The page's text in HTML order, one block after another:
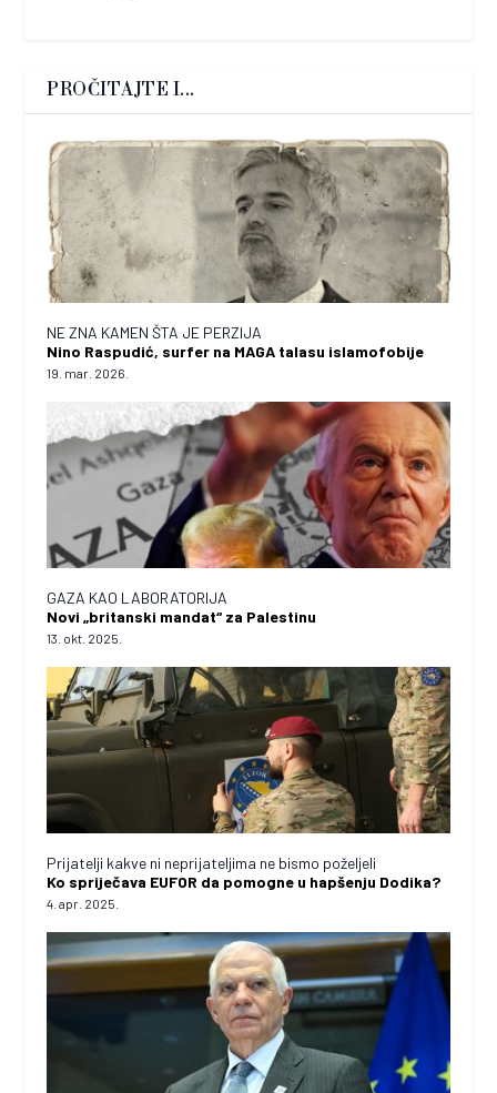
PROČITAJTE I...
NE ZNA KAMEN ŠTA JE PERZIJA
Nino Raspudić, surfer na MAGA talasu islamofobije
19. mar. 2026.
GAZA KAO LABORATORIJA
Novi „britanski mandat“ za Palestinu
13. okt. 2025.
Prijatelji kakve ni neprijateljima ne bismo poželjeli
Ko spriječava EUFOR da pomogne u hapšenju Dodika?
4. apr. 2025.